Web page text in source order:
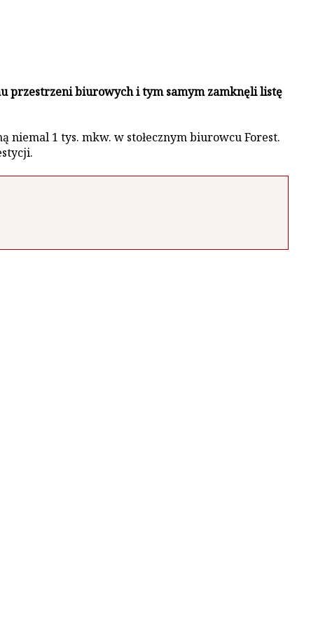
przestrzeni biurowych i tym samym zamknęli listę
niemal 1 tys. mkw. w stołecznym biurowcu Forest.